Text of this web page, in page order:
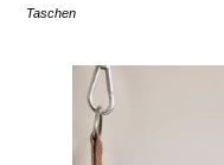
Taschen